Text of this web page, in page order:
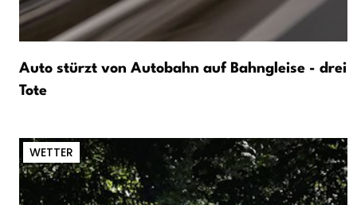
Auto stürzt von Autobahn auf Bahngleise - drei
Tote
WETTER